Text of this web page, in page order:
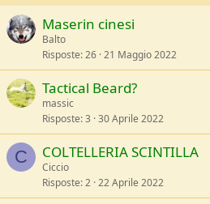
Maserin cinesi
Balto
Risposte 26 21 Maggio 2022
Tactical Beard?
massic
Risposte 3 30 Aprile 2022
C COLTELLERIA SCINTILLA
Ciccio
Risposte 2 22 Aprile 2022